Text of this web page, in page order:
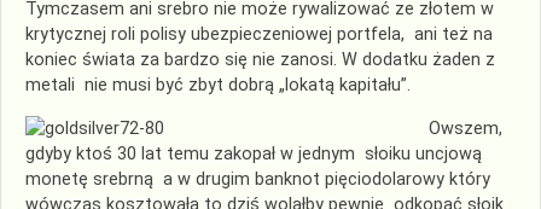
Tymczasem ani srebro nie może rywalizować ze złotem w
krytycznej roli polisy ubezpieczeniowej portfela, ani też na
koniec świata za bardzo się nie zanosi. W dodatku żaden z
metali nie musi być zbyt dobrą „lokatą kapitału”.
Owszem,
gdyby ktoś 30 lat temu zakopał w jednym słoiku uncjową
monetę srebrną a w drugim banknot pięciodolarowy który
wówczas kosztowała to dziś wolałby pewnie odkopać słoik